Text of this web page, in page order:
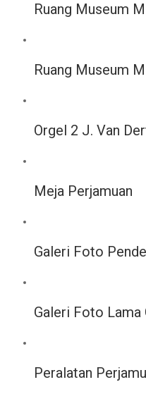
Ruang Museum
Ruang Museum
Orgel 2 J. Van
Meja Perjamuan
Galeri Foto
Galeri Foto
Peralatan